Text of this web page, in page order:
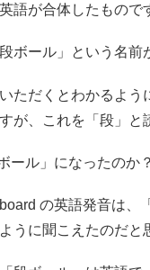
語が合体したもので
ボール」という名前
ただくとわかるよ
が、これを「段」
ール」になったのか？
の英語発音は、
うに聞こえたのだと